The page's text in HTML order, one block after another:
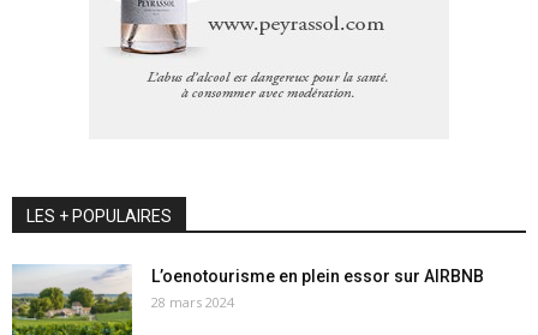
LES + POPULAIRES
L’oenotourisme en plein essor sur AIRBNB
28 mars 2024